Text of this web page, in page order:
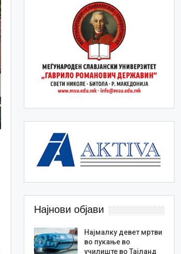
Најнови објави
Најмалку девет мртви
во пукање во
училиште во Тајланд